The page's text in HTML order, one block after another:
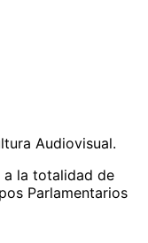
Audiovisual.
a la totalidad de
Parlamentarios